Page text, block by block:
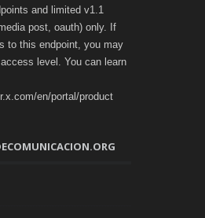
and limited v1.1
post, oauth) only. If
to this endpoint, you may
level. You can learn
en/portal/product